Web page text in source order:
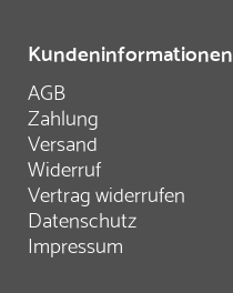
Kundeninformationen
AGB
Zahlung
Versand
Widerruf
Vertrag widerrufen
Datenschutz
Impressum